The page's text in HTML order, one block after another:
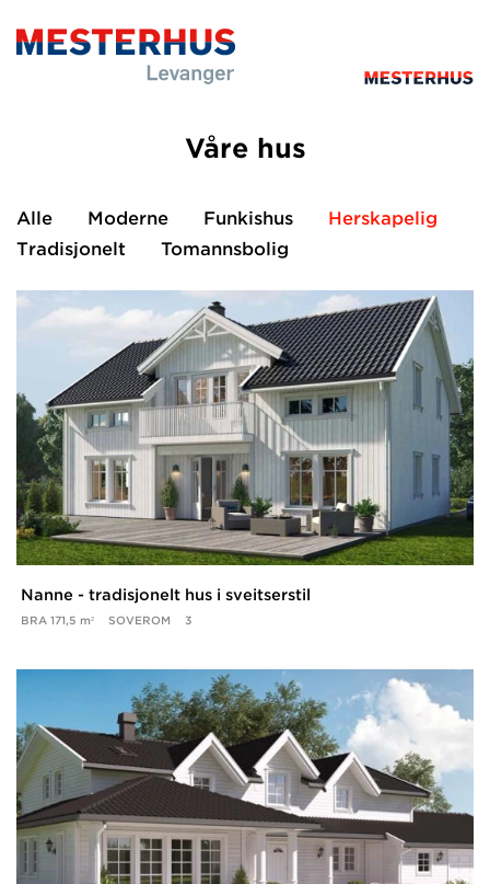
Våre hus
Alle Moderne Funkishus
Herskapelig
Tradisjonelt
Tomannsbolig
Nanne - tradisjonelt hus i sveitserstil
BRA 171,5 m² SOVEROM 3